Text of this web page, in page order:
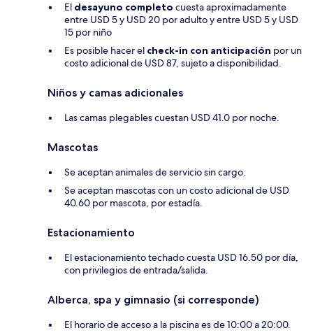
El desayuno completo cuesta aproximadamente
entre USD 5 y USD 20 por adulto y entre USD 5 y USD
15 por niño
Es posible hacer el check-in con anticipación por un
costo adicional de USD 87, sujeto a disponibilidad.
Niños y camas adicionales
Las camas plegables cuestan USD 41.0 por noche.
Mascotas
Se aceptan animales de servicio sin cargo.
Se aceptan mascotas con un costo adicional de USD
40.60 por mascota, por estadía.
Estacionamiento
El estacionamiento techado cuesta USD 16.50 por día,
con privilegios de entrada/salida.
Alberca, spa y gimnasio (si corresponde)
El horario de acceso a la piscina es de 10:00 a 20:00.